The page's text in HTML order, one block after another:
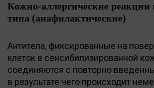
Кожно-аллергические реакции
типа (анафилактические)
Антитела, фиксированные на
клеток в сенсибилизированной
соединяются с повторно
в результате чего происходит